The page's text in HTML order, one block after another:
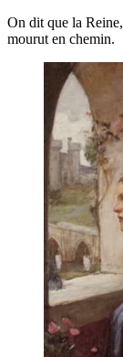
On dit que la
mourut en chemin.